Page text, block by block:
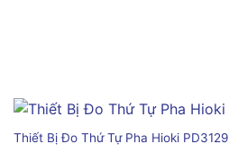
Thiết Bị Đo Thứ Tự Pha Hioki PD3129